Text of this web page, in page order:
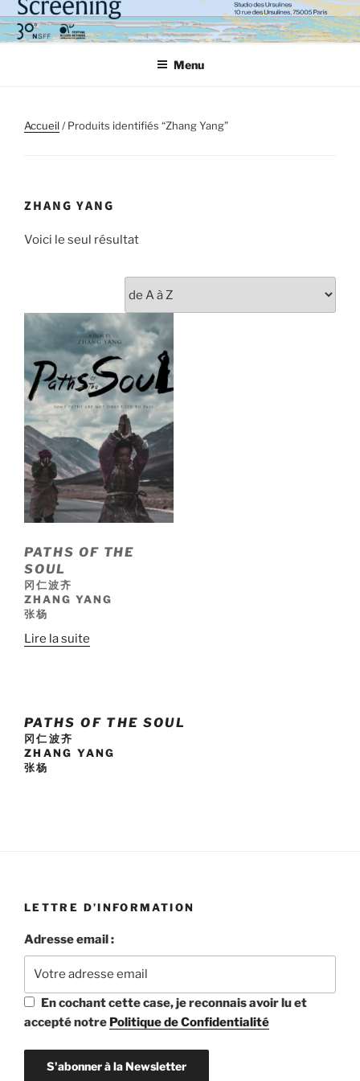
Aller
au
contenu
Menu
Accueil/ Produits identifiés “Zhang Yang”
ZHANG YANG
Voici le seul résultat
PATHS OF THE
SOUL
冈仁波齐
ZHANG YANG
张杨
Lire la suite
PATHS OF THE SOUL
冈仁波齐
ZHANG YANG
张杨
LETTRE D’INFORMATION
Adresse email :
En cochant cette case, je reconnais avoir lu et
accepté notre Politique de Confidentialité